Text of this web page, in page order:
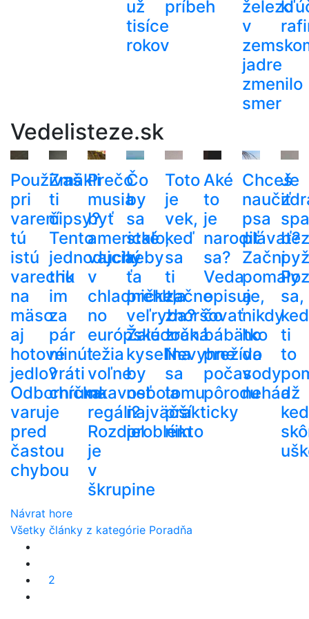
už
tisíce
rokov
príbeh
železo
v
jadre
zmenilo
smer
Vedelisteze.sk
Používaš
pri
varení
tú
istú
varechu
na
mäso
aj
hotové
jedlo?
Odborníčka
varuje
pred
častou
chybou
Zmäkli
ti
čipsy?
Tento
jednoduchý
trik
im
za
pár
minút
vráti
chrumkavosť
Prečo
musia
byť
americké
vajcia
v
chladničke,
no
európske
ležia
voľne
na
regáli?
Rozdiel
je
v
škrupine
Čo
by
sa
stalo,
keby
ťa
prehltla
veľryba?
Žalúdočná
kyselina
by
nebola
najväčší
problém
Toto
je
vek,
keď
sa
ti
začne
zhoršovať
zrak.
Nevyhne
sa
tomu
prakticky
nikto
Aké
to
je
narodiť
sa?
Veda
opisuje,
čo
bábätko
prežíva
počas
pôrodu
Chceš
naučiť
psa
plávať?
Začni
pomaly
a
nikdy
ho
do
vody
nehádž
Je
bez
sa,
ti
to
a
Návrat hore
Všetky články z kategórie Poradňa
2